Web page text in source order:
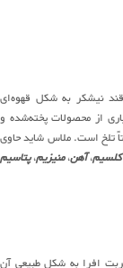
نیشکر به شکل قهوه‌ای
از محصولات پخته‌شده و
تلخ است. ملاس شاید حاوی
کلسیم،آهن،منیزیم،پتاسیم
افرا به شکل طبیعی آن